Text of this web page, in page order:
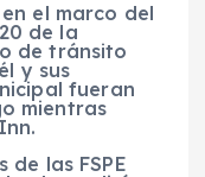
el marco del
de la
de tránsito
y sus
fueran
mientras
las FSPE